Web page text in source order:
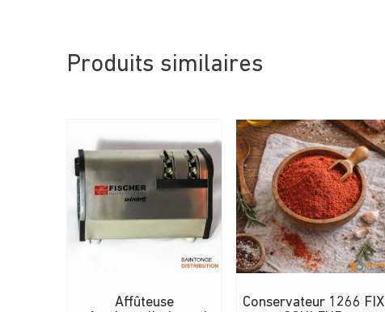
Produits similaires
Affûteuse
Conservateur 1266 FIX